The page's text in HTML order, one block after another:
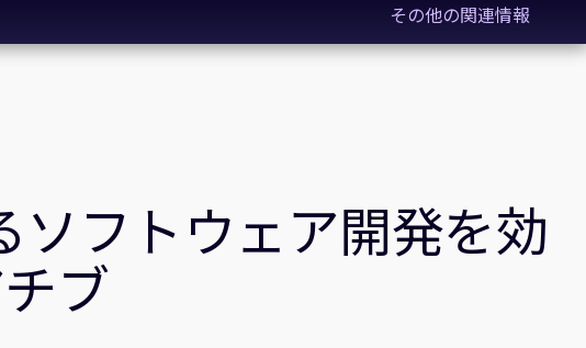
その他の関連情報
フトウェア開発を効
ブ